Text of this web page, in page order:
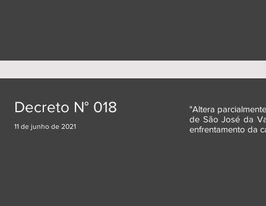
Decreto N° 018
11 de junho de 2021
"Altera
de São José da
enfrentamento da